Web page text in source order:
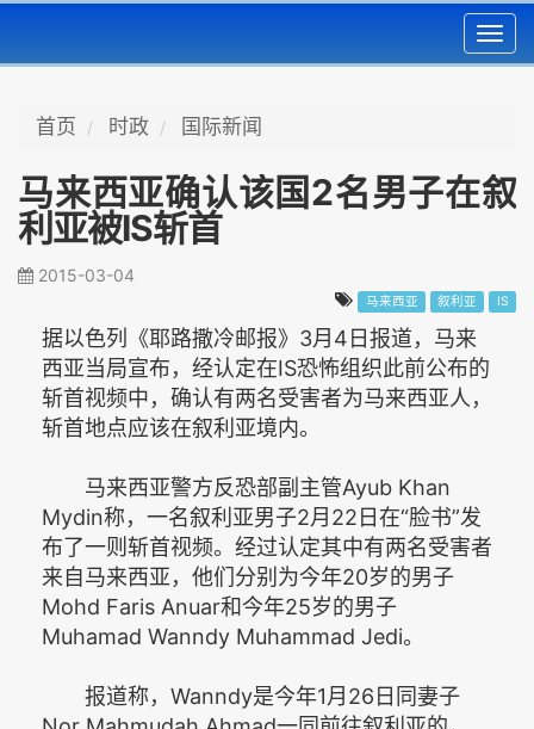
首页 时政 国际新闻
马来西亚确认该国2名男子在叙
利亚被IS斩首
2015-03-04
马来西亚 叙利亚 IS
据以色列《耶路撒冷邮报》3月4日报道，马来
西亚当局宣布，经认定在IS恐怖组织此前公布的
斩首视频中，确认有两名受害者为马来西亚人，
斩首地点应该在叙利亚境内。
马来西亚警方反恐部副主管Ayub Khan
Mydin称，一名叙利亚男子2月22日在“脸书”发
布了一则斩首视频。经过认定其中有两名受害者
来自马来西亚，他们分别为今年20岁的男子
Mohd Faris Anuar和今年25岁的男子
Muhamad Wanndy Muhammad Jedi。
报道称，Wanndy是今年1月26日同妻子